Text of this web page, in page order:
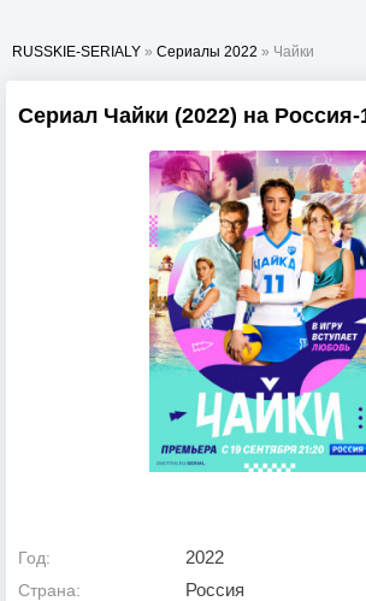
RUSSKIE-SERIALY » Сериалы 2022 » Чайки
Сериал Чайки (2022) на Россия-
Год: 2022
Страна: Россия